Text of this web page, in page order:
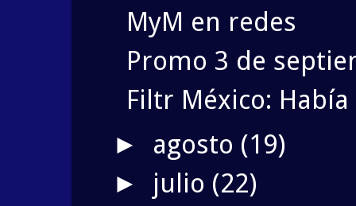
MyM en redes
Promo 3 de
Filtr México:
► agosto (19)
► julio (22)